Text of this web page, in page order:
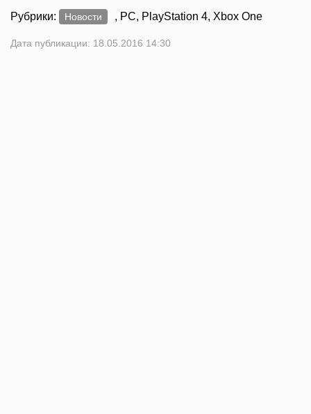
Рубрики: Новости , PC, PlayStation 4, Xbox One
Дата публикации: 18.05.2016 14:30